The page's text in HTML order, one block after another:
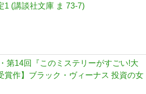
1 (講談社文庫 ま 73-7)
第14回『このミステリーがすごい!大
賞作】ブラック・ヴィーナス 投資の女